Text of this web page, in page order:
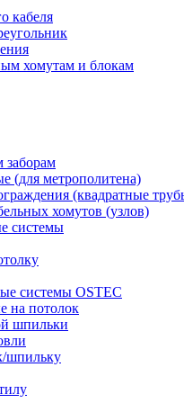
кабеля
хомутам и блокам
заборам
(для метрополитена)
(квадратные
хомутов (узлов)
системы
системы OSTEC
на потолок
шпильки
шпильку